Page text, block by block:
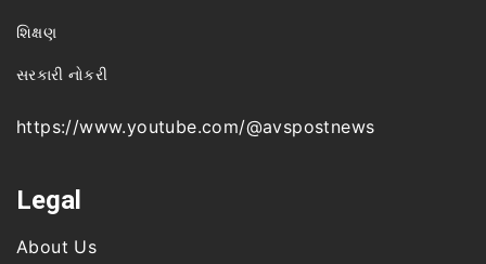
શિક્ષણ
સરકારી નોકરી
https://www.youtube.com/@avspostnews
Legal
About Us